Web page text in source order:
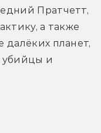
Пратчетт,
а также
далёких планет,
убийцы и